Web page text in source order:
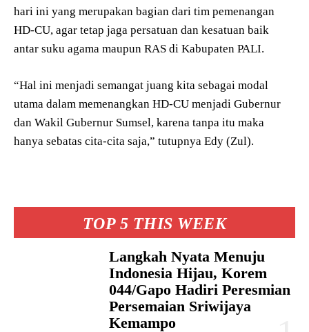
TOP 5 THIS WEEK
Langkah Nyata Menuju
Indonesia Hijau, Korem
044/Gapo Hadiri Peresmian
Persemaian Sriwijaya
Kemampo
hari ini yang merupakan bagian dari tim pemenangan
HD-CU, agar tetap jaga persatuan dan kesatuan baik
antar suku agama maupun RAS di Kabupaten PALI.
“Hal ini menjadi semangat juang kita sebagai modal
utama dalam memenangkan HD-CU menjadi Gubernur
dan Wakil Gubernur Sumsel, karena tanpa itu maka
hanya sebatas cita-cita saja,” tutupnya Edy (Zul).